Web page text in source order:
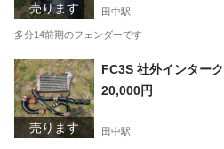
売ります 田中駅
多分14前期のフェンダーです
長野 東御市 田中駅 パーツ
売ります
FC3S 社外インター
20,000円
田中駅